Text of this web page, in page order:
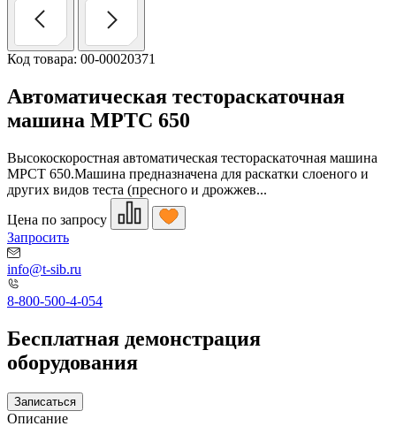
Код товара: 00-00020371
Автоматическая тестораскаточная
машина МРТС 650
Высокоскоростная автоматическая тестораскаточная машина
МРСТ 650.Машина предназначена для раскатки слоеного и
других видов теста (пресного и дрожжев...
Цена по запросу
Запросить
info@t-sib.ru
8-800-500-4-054
Бесплатная демонстрация
оборудования
Записаться
Описание